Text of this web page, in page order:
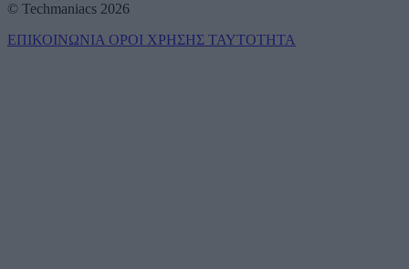
© Techmaniacs 2026
ΕΠΙΚΟΙΝΩΝΙΑ ΟΡΟΙ ΧΡΗΣΗΣ ΤΑΥΤΟΤΗΤΑ